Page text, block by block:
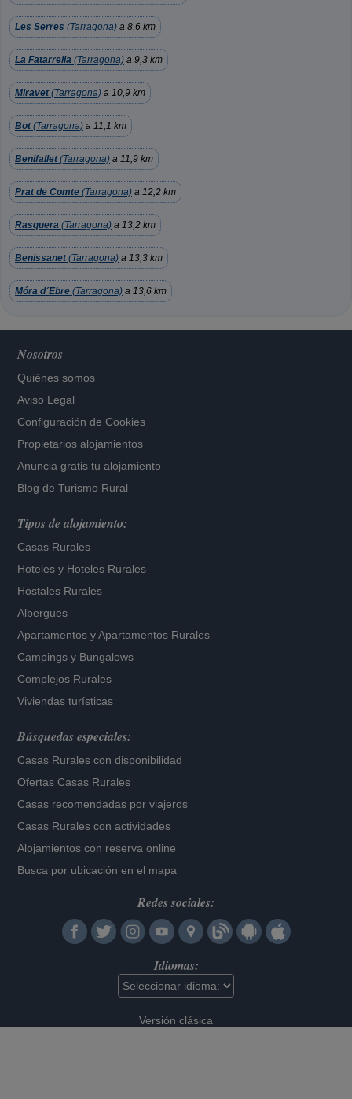
Les Serres (Tarragona) a 8,6 km
La Fatarrella (Tarragona) a 9,3 km
Miravet(Tarragona) a 10,9 km
Bot(Tarragona) a 11,1 km
Benifallet(Tarragona) a 11,9 km
Prat de Comte (Tarragona) a 12,2 km
Rasquera (Tarragona) a 13,2 km
Benissanet(Tarragona) a 13,3 km
Móra d´Ebre (Tarragona) a 13,6 km
Nosotros
Quiénes somos
Aviso Legal
Configuración de Cookies
Propietarios alojamientos
Anuncia gratis tu alojamiento
Blog de Turismo Rural
Tipos de alojamiento:
Casas Rurales
Hoteles y Hoteles Rurales
Hostales Rurales
Albergues
Apartamentos yApartamentos Rurales
Campings y Bungalows
Complejos Rurales
Viviendas turísticas
Búsquedas especiales:
Casas Rurales con disponibilidad
Ofertas Casas Rurales
Casas recomendadas por viajeros
Casas Rurales con actividades
Alojamientos con reserva online
Busca por ubicación en el mapa
Redes sociales:
Idiomas:
Versión clásica